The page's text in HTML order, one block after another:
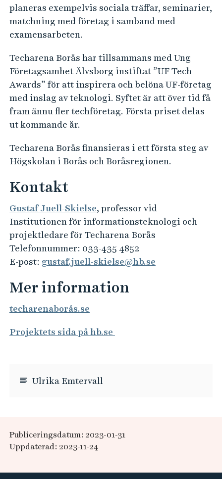
planeras exempelvis sociala träffar, seminarier,
matchning med företag i samband med
examensarbeten.
Techarena Borås har tillsammans med Ung
Företagsamhet Älvsborg instiftat ”UF Tech
Awards” för att inspirera och belöna UF-företag
med inslag av teknologi. Syftet är att över tid få
fram ännu fler techföretag. Första priset delas
ut kommande år.
Techarena Borås finansieras i ett första steg av
Högskolan i Borås och Boråsregionen.
Kontakt
Gustaf Juell-Skielse, professor vid
Institutionen för informationsteknologi och
projektledare för Techarena Borås
Telefonnummer: 033-435 4852
E-post: gustaf.juell-skielse@hb.se
Mer information
techarenaborås.se
Projektets sida på hb.se
Ulrika Emtervall
Publiceringsdatum: 2023-01-31
Uppdaterad: 2023-11-24